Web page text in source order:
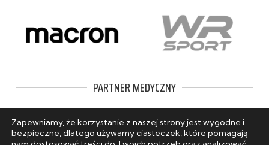
PARTNER MEDYCZNY
Zapewniamy, że korzystanie z naszej strony jest wygodne i
bezpieczne, dlatego używamy ciasteczek, które pomagają